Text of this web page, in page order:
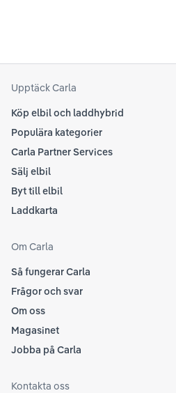
Upptäck Carla
Köp elbil och laddhybrid
Populära kategorier
Carla Partner Services
Sälj elbil
Byt till elbil
Laddkarta
Om Carla
Så fungerar Carla
Frågor och svar
Om oss
Magasinet
Jobba på Carla
Kontakta oss